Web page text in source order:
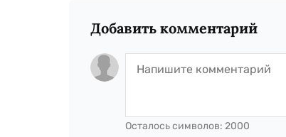
Добавить комментарий
Осталось символов: 2000